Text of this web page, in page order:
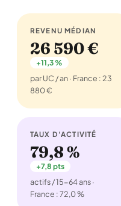
REVENU MÉDIAN
26 590 €
+11,3 %
par UC / an · France : 23
880 €
TAUX D'ACTIVITÉ
79,8 %
+7,8 pts
actifs / 15-64 ans ·
France : 72,0 %